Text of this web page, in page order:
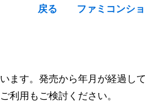
戻る ファミコンシ
す。発売から年月が経過し
利用もご検討ください。